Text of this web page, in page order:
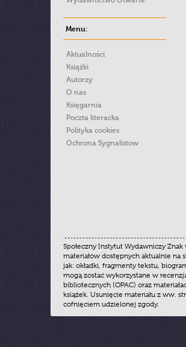
Menu:
Aktualności
Książki
Autorzy
O nas
Księgarnia
Poczta literacka
Polityka cookies
Ochrona Sygnalistow
Społeczny Instytut Wydawniczy
materiałów dostępnych aktualnie
jak: okładki, fragmenty tekstu,
mogą zostać wykorzystane w
bibliotecznych (OPAC) oraz
książek. Usunięcie materiału z ww.
cofnięciem udzielonej zgody.